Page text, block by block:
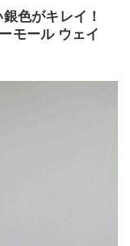
色がキレイ！
モール ウェイ